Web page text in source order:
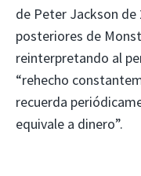
de Peter Jackson de
posteriores de
reinterpretando al
“rehecho
recuerda
equivale a dinero”.